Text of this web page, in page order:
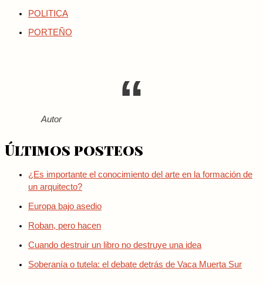
POLITICA
PORTEÑO
Autor
Últimos posteos
¿Es importante el conocimiento del arte en la formación de
un arquitecto?
Europa bajo asedio
Roban, pero hacen
Cuando destruir un libro no destruye una idea
Soberanía o tutela: el debate detrás de Vaca Muerta Sur